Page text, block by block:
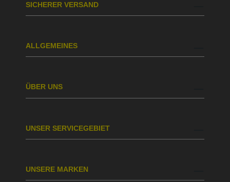
SICHERER VERSAND
ALLGEMEINES
ÜBER UNS
UNSER SERVICEGEBIET
UNSERE MARKEN